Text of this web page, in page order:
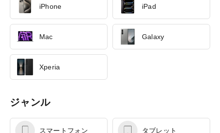
iPhone iPad
Mac Galaxy
Xperia
ジャンル
スマートフォン タブレット